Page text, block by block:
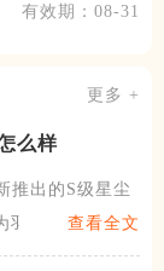
有效期：08-31
更多 +
么样
推出的S级星尘
查看全文